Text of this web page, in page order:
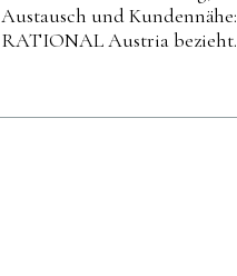
Austausch und Kundennähe:
RATIONAL Austria bezieht